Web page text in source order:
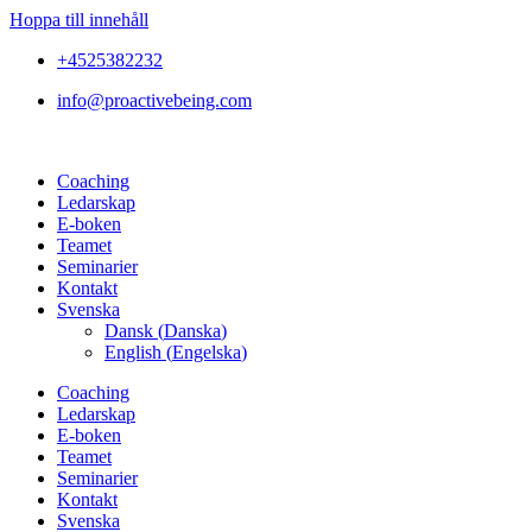
Hoppa till innehåll
+4525382232
info@proactivebeing.com
Coaching
Ledarskap
E-boken
Teamet
Seminarier
Kontakt
Svenska
Dansk (Danska)
English (Engelska)
Coaching
Ledarskap
E-boken
Teamet
Seminarier
Kontakt
Svenska